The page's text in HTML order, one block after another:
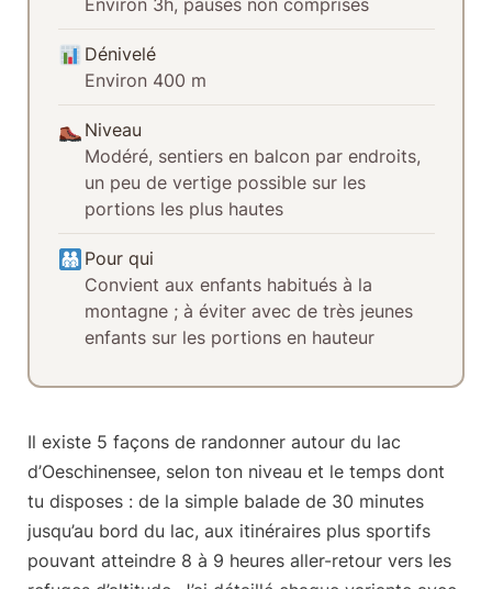
Environ 3h, pauses non comprises
Dénivelé
Environ 400 m
Niveau
Modéré, sentiers en balcon par endroits,
un peu de vertige possible sur les
portions les plus hautes
Pour qui
Convient aux enfants habitués à la
montagne ; à éviter avec de très jeunes
enfants sur les portions en hauteur
Il existe 5 façons de randonner autour du lac
d’Oeschinensee, selon ton niveau et le temps dont
tu disposes : de la simple balade de 30 minutes
jusqu’au bord du lac, aux itinéraires plus sportifs
pouvant atteindre 8 à 9 heures aller-retour vers les